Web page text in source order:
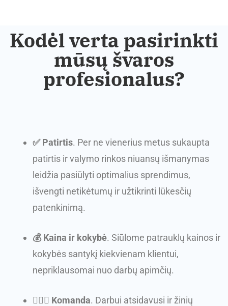
Kodėl verta pasirinkti
mūsų švaros
profesionalus?
✅ Patirtis. Per ne vienerius metus sukaupta
patirtis ir valymo rinkos niuansų išmanymas
leidžia pasiūlyti optimalius sprendimus,
išvengti netikėtumų ir užtikrinti lūkesčių
patenkinimą.
💰 Kaina ir kokybė. Siūlome patrauklų kainos ir
kokybės santykį kiekvienam klientui,
nepriklausomai nuo darbų apimčių.
🏋🏽‍♀️ Komanda. Darbui atsidavusi ir žinių